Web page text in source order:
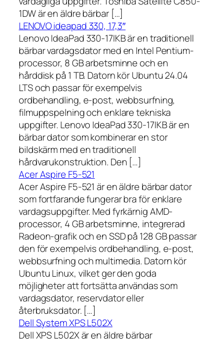
1DW är en äldre bärbar […]
LENOVO ideapad 330, 17,3″
Lenovo IdeaPad 330-17IKB är en traditionell
bärbar vardagsdator med en Intel Pentium-
processor, 8 GB arbetsminne och en
hårddisk på 1 TB. Datorn kör Ubuntu 24.04
LTS och passar för exempelvis
ordbehandling, e-post, webbsurfning,
filmuppspelning och enklare tekniska
uppgifter. Lenovo IdeaPad 330-17IKB är en
bärbar dator som kombinerar en stor
bildskärm med en traditionell
hårdvarukonstruktion. Den […]
Acer Aspire F5-521
Acer Aspire F5-521 är en äldre bärbar dator
som fortfarande fungerar bra för enklare
vardagsuppgifter. Med fyrkärnig AMD-
processor, 4 GB arbetsminne, integrerad
Radeon-grafik och en SSD på 128 GB passar
den för exempelvis ordbehandling, e-post,
webbsurfning och multimedia. Datorn kör
Ubuntu Linux, vilket ger den goda
möjligheter att fortsätta användas som
vardagsdator, reservdator eller
återbruksdator. […]
Dell System XPS L502X
Dell XPS L502X är en äldre bärbar